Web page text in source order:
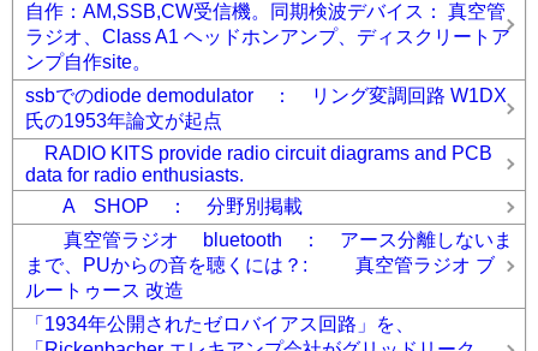
自作：AM,SSB,CW受信機。同期検波デバイス： 真空管
ラジオ、Class A1 ヘッドホンアンプ、ディスクリートア
ンプ自作site。
ssbでのdiode demodulator ： リング変調回路 W1DX
氏の1953年論文が起点
RADIO KITS provide radio circuit diagrams and PCB
data for radio enthusiasts.
A SHOP ： 分野別掲載
真空管ラジオ bluetooth ： アース分離しないま
まで、PUからの音を聴くには？: 真空管ラジオ ブ
ルートゥース 改造
「1934年公開されたゼロバイアス回路」を、